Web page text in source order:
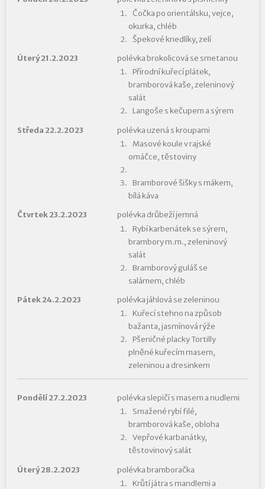
Čočka po orientálsku, vejce,
okurka, chléb
Špekové knedlíky, zelí
Úterý 21.2.2023
polévka brokolicová se smetanou
Přírodní kuřecí plátek,
bramborová kaše, zeleninový
salát
Langoše s kečupem a sýrem
Středa 22.2.2023
polévka uzená s kroupami
Masové koule v rajské
omáčce, těstoviny
Bramborové šišky s mákem,
bílá káva
Čtvrtek 23.2.2023
polévka drůbeží jemná
Rybí karbenátek se sýrem,
brambory m.m., zeleninový
salát
Bramborový guláš se
salámem, chléb
Pátek 24.2.2023
polévka jáhlová se zeleninou
Kuřecí stehno na způsob
bažanta, jasmínová rýže
Pšeničné placky Tortilly
plněné kuřecím masem,
zeleninou a dresinkem
Pondělí 27.2.2023
polévka slepičí s masem a nudlemi
Smažené rybí filé,
bramborová kaše, obloha
Vepřové karbanátky,
těstovinový salát
Úterý 28.2.2023
polévka bramboračka
Krůtí játra s mandlemi a